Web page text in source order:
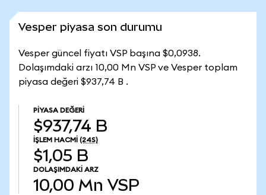
Vesper piyasa son durumu
Vesper güncel fiyatı VSP başına $0,0938.
Dolaşımdaki arzı 10,00 Mn VSP ve Vesper toplam
piyasa değeri $937,74 B .
PIYASA DEĞERI
$937,74 B
İŞLEM HACMI (24S)
$1,05 B
DOLAŞIMDAKI ARZ
10,00 Mn VSP